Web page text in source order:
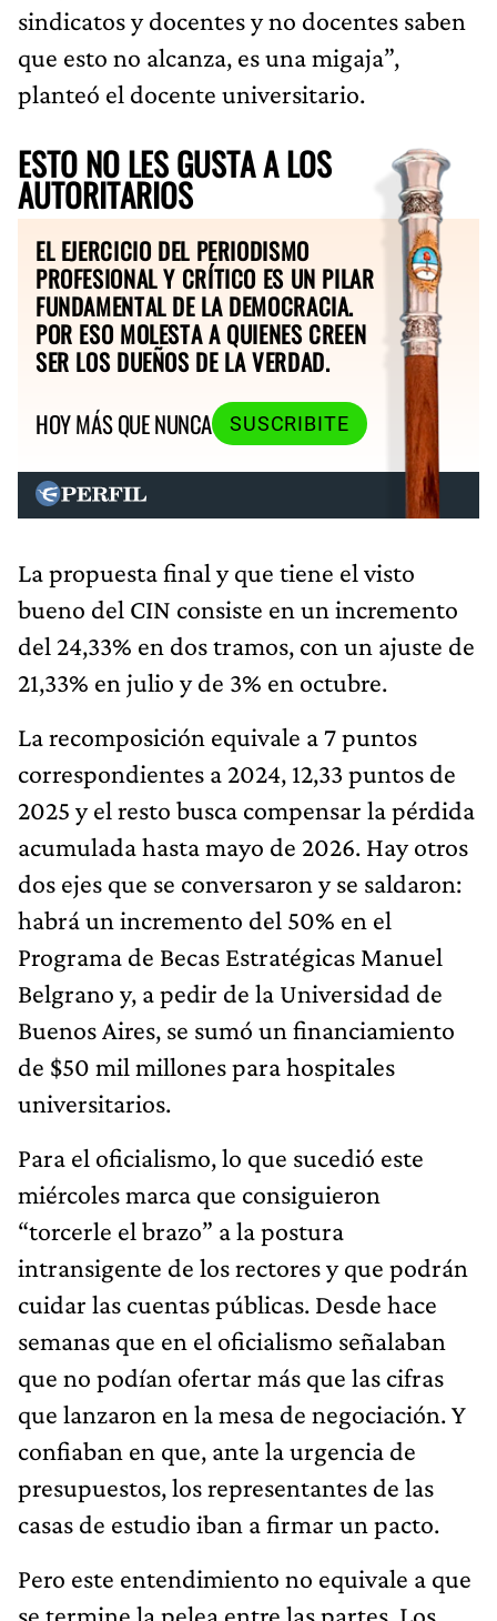
sindicatos y docentes y no docentes saben
que esto no alcanza, es una migaja”,
planteó el docente universitario.
ESTO NO LES GUSTA A LOS
AUTORITARIOS
EL EJERCICIO DEL PERIODISMO
PROFESIONAL Y CRÍTICO ES UN PILAR
FUNDAMENTAL DE LA DEMOCRACIA.
POR ESO MOLESTA A QUIENES CREEN
SER LOS DUEÑOS DE LA VERDAD.
HOY MÁS QUE NUNCA
SUSCRIBITE
La propuesta final y que tiene el visto
bueno del CIN consiste en un incremento
del 24,33% en dos tramos, con un ajuste de
21,33% en julio y de 3% en octubre.
La recomposición equivale a 7 puntos
correspondientes a 2024, 12,33 puntos de
2025 y el resto busca compensar la pérdida
acumulada hasta mayo de 2026. Hay otros
dos ejes que se conversaron y se saldaron:
habrá un incremento del 50% en el
Programa de Becas Estratégicas Manuel
Belgrano y, a pedir de la Universidad de
Buenos Aires, se sumó un financiamiento
de $50 mil millones para hospitales
universitarios.
Para el oficialismo, lo que sucedió este
miércoles marca que consiguieron
“torcerle el brazo” a la postura
intransigente de los rectores y que podrán
cuidar las cuentas públicas. Desde hace
semanas que en el oficialismo señalaban
que no podían ofertar más que las cifras
que lanzaron en la mesa de negociación. Y
confiaban en que, ante la urgencia de
presupuestos, los representantes de las
casas de estudio iban a firmar un pacto.
Pero este entendimiento no equivale a que
se termine la pelea entre las partes. Los